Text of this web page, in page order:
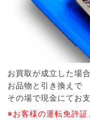
お買取が成立した場
お品物と引き換えで
その場で現金にてお
※お客様の運転免許